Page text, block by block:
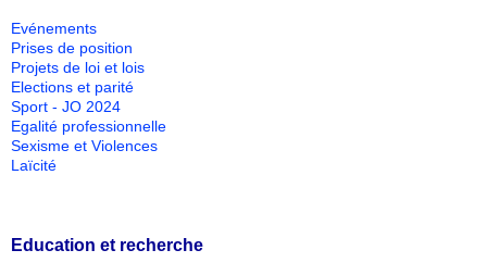
Evénements
Prises de position
Projets de loi et lois
Elections et parité
Sport - JO 2024
Egalité professionnelle
Sexisme et Violences
Laïcité
Education et recherche